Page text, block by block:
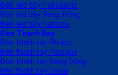
Đèn led dây Panasonic
Đèn led dây Rạng Đông
Đèn led dây Nanoco
Đèn Thanh Ray
Đèn thanh ray Philips
Đèn thanh ray Paragon
Đèn thanh ray Rạng Đông
Đèn thanh ray Duhal